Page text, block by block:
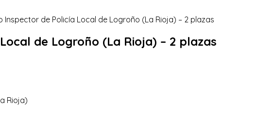
de Logroño (La Rioja) – 2 plazas
Rioja)